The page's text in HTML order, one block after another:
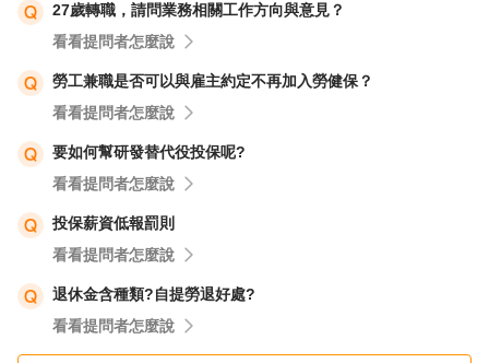
27歲轉職，請問業務相關工作方向與意見？
看看提問者怎麼說
勞工兼職是否可以與雇主約定不再加入勞健保？
看看提問者怎麼說
要如何幫研發替代役投保呢?
看看提問者怎麼說
投保薪資低報罰則
看看提問者怎麼說
退休金含種類?自提勞退好處?
看看提問者怎麼說